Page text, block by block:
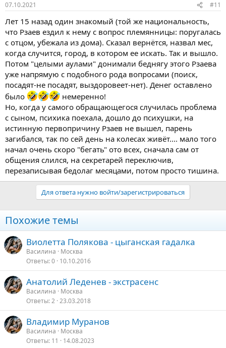
07.10.2021 #11
Лет 15 назад один знакомый (той же национальность,
что Рзаев ездил к нему с вопрос племянницы: поругалась
с отцом, убежала из дома). Сказал вернётся, назвал мес,
когда случится, город, в котором ее искать. Так и вышло.
Потом "целыми аулами" донимали беднягу этого Рзаева
уже напрямую с подобного рода вопросами (поиск,
посадят-не посадят, выздоровеет-нет). Денег оставлено
было
немеренно!
Но, когда у самого обращающегося случилась проблема
с сыном, психика поехала, дошло до психушки, на
истинную первопричину Рзаев не вышел, парень
загибался, так по сей день на колесах живёт.... мало того
начал очень скоро "бегать" ото всех, сначала сам от
общения слился, на секретарей переключив,
перезаписывая бедолаг месяцами, потом просто тишина.
Для ответа нужно войти/зарегистрироваться
Похожие темы
Виолетта Полякова - цыганская гадалка
Василина
Москва
Ответы 0 10.10.2016
Анатолий Леденев - экстрасенс
Василина
Москва
Ответы 2 23.03.2018
Владимир Муранов
Василина
Москва
Ответы 11 14.08.2023